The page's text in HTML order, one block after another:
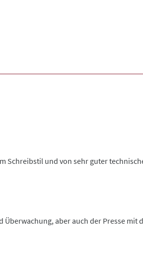
Schreibstil und von sehr guter
aber auch der Presse mit